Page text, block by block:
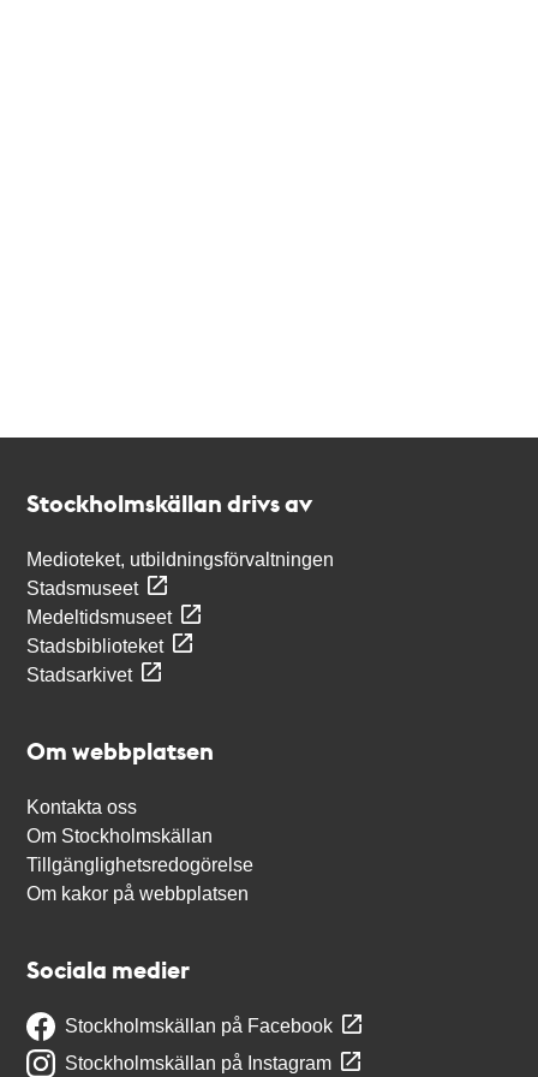
Stockholmskällan drivs av
Medioteket, utbildningsförvaltningen
Stadsmuseet
Medeltidsmuseet
Stadsbiblioteket
Stadsarkivet
Om webbplatsen
Kontakta oss
Om Stockholmskällan
Tillgänglighetsredogörelse
Om kakor på webbplatsen
Sociala medier
Stockholmskällan på Facebook
Stockholmskällan på Instagram